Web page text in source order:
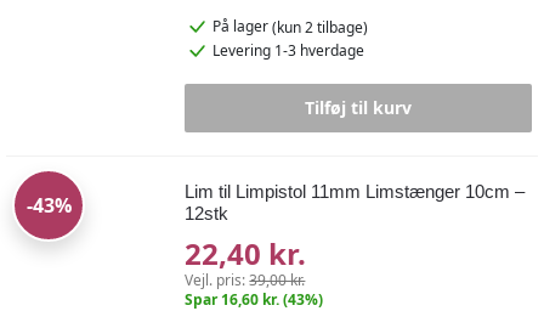
På lager(kun 2 tilbage)
Levering 1-3 hverdage
Tilføj til kurv
-43%
Lim til Limpistol 11mm Limstænger 10cm –
12stk
22,40 kr.
Vejl. pris:39,00 kr.
Spar 16,60 kr. (43%)